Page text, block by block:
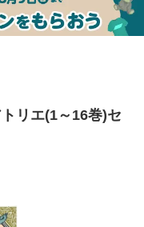
リエ(1～16巻)セ